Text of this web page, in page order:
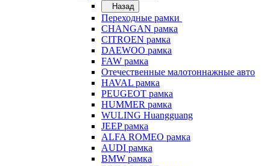
Назад
Переходные рамки
CHANGAN рамка
CITROEN рамка
DAEWOO рамка
FAW рамка
Отечественные малотоннажные авто
HAVAL рамка
PEUGEOT рамка
HUMMER рамка
WULING Huangguang
JEEP рамка
ALFA ROMEO рамка
AUDI рамка
BMW рамка